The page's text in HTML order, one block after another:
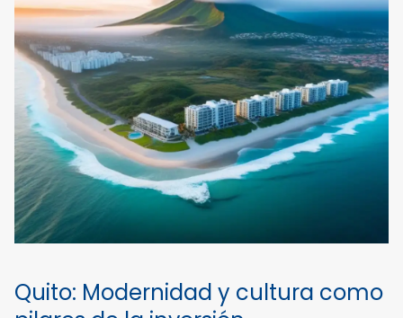
Quito: Modernidad y cultura como